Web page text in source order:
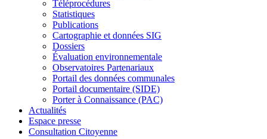
Téléprocédures
Statistiques
Publications
Cartographie et données SIG
Dossiers
Évaluation environnementale
Observatoires Partenariaux
Portail des données communales
Portail documentaire (SIDE)
Porter à Connaissance (PAC)
Actualités
Espace presse
Consultation Citoyenne